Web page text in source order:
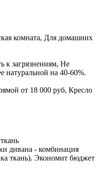
комната, Для домашних
к загрязнениям, Не
натуральной на 40-60%.
от 18 000 руб, Кресло
дивана - комбинация
ткань). Экономит бюджет